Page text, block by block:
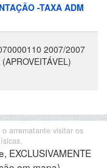
-TAXA ADM
2007/2007
arrematante visitar os
EXCLUSIVAMENTE